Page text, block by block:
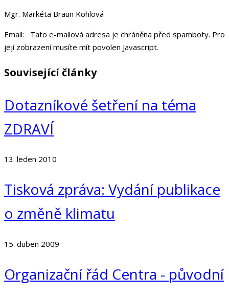
Mgr. Markéta Braun Kohlová
Email: Tato e-mailová adresa je chráněna před spamboty. Pro
její zobrazení musíte mít povolen Javascript.
Související články
Dotazníkové šetření na téma
ZDRAVÍ
13. leden 2010
Tisková zpráva: Vydání publikace
o změně klimatu
15. duben 2009
Organizační řád Centra - původní